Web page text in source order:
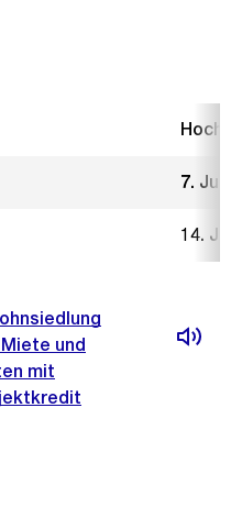
7. Juli
14. Juli
und
mit